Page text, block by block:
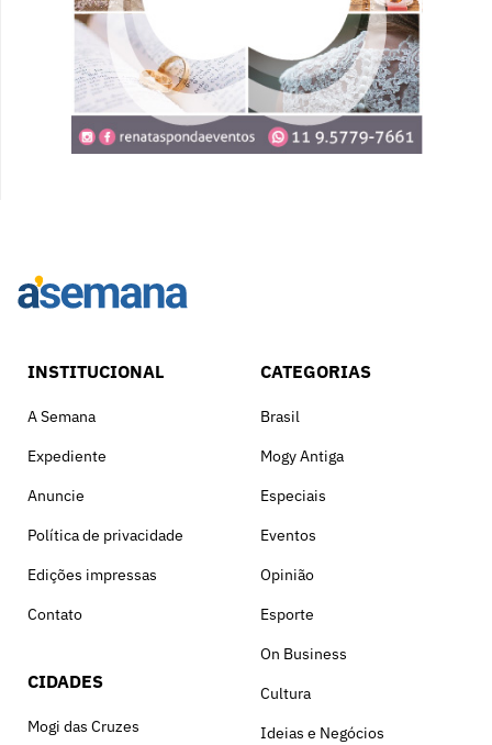
INSTITUCIONAL
A Semana
Expediente
Anuncie
Política de privacidade
Edições impressas
Contato
CIDADES
Mogi das Cruzes
CATEGORIAS
Brasil
Mogy Antiga
Especiais
Eventos
Opinião
Esporte
On Business
Cultura
Ideias e Negócios